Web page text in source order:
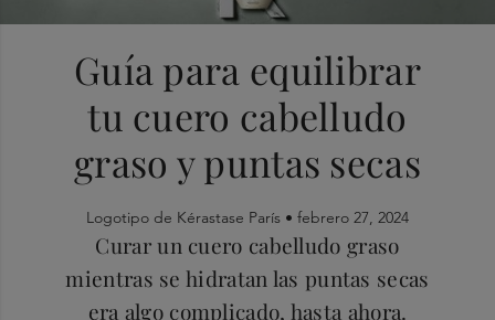
Guía para equilibrar
tu cuero cabelludo
graso y puntas secas
Logotipo de Kérastase París • febrero 27, 2024
Curar un cuero cabelludo graso
mientras se hidratan las puntas secas
era algo complicado, hasta ahora.